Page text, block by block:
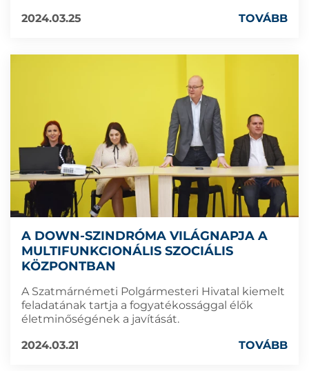
2024.03.25
TOVÁBB
A DOWN-SZINDRÓMA VILÁGNAPJA A
MULTIFUNKCIONÁLIS SZOCIÁLIS
KÖZPONTBAN
A Szatmárnémeti Polgármesteri Hivatal kiemelt
feladatának tartja a fogyatékossággal élők
életminőségének a javítását.
2024.03.21
TOVÁBB